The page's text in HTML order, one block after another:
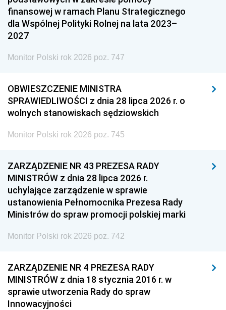
finansowej w ramach Planu Strategicznego
dla Wspólnej Polityki Rolnej na lata 2023–
2027
Monitor Polski rok 2026 poz. 747
OBWIESZCZENIE MINISTRA
SPRAWIEDLIWOŚCI z dnia 28 lipca 2026 r. o
wolnych stanowiskach sędziowskich
Monitor Polski rok 2026 poz. 745
ZARZĄDZENIE NR 43 PREZESA RADY
MINISTRÓW z dnia 28 lipca 2026 r.
uchylające zarządzenie w sprawie
ustanowienia Pełnomocnika Prezesa Rady
Ministrów do spraw promocji polskiej marki
Monitor Polski rok 2026 poz. 742
ZARZĄDZENIE NR 4 PREZESA RADY
MINISTRÓW z dnia 18 stycznia 2016 r. w
sprawie utworzenia Rady do spraw
Innowacyjności